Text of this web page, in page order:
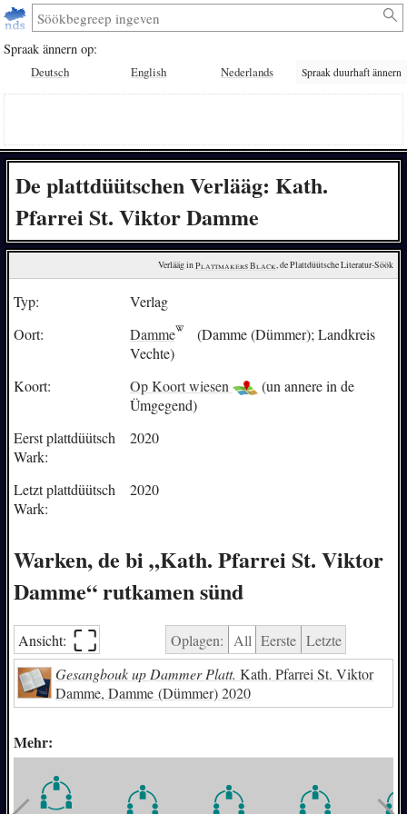
Spraak ännern op:
Deutsch English Nederlands Spraak duurhaft ännern
De plattdüütschen Verlääg: Kath.
Pfarrei St. Viktor Damme
Verlääg in Plattmakers Black, de Plattdüütsche Literatur-Söök
Typ:
Verlag
Oort:
Damme
(Damme (Dümmer); Landkreis
Vechte)
Koort:
Op Koort wiesen
(un annere in de
Ümgegend)
Eerst plattdüütsch
Wark:
2020
Letzt plattdüütsch
Wark:
2020
Warken, de bi „Kath. Pfarrei St. Viktor
Damme“ rutkamen sünd
Ansicht: ⛶︎ Oplagen: All Eerste Letzte
Gesangbouk up Dammer Platt. Kath. Pfarrei St. Viktor
Damme, Damme (Dümmer) 2020
Mehr: